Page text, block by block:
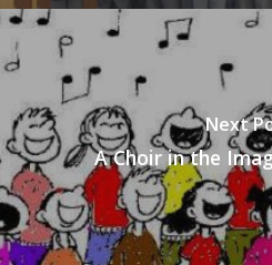
Next
A Choir in the